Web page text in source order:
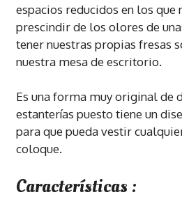
espacios reducidos en los que
prescindir de los olores de
tener nuestras propias fresas
nuestra mesa de escritorio.
Es una forma muy original de
estanterías puesto tiene un
para que pueda vestir
coloque.
Características :